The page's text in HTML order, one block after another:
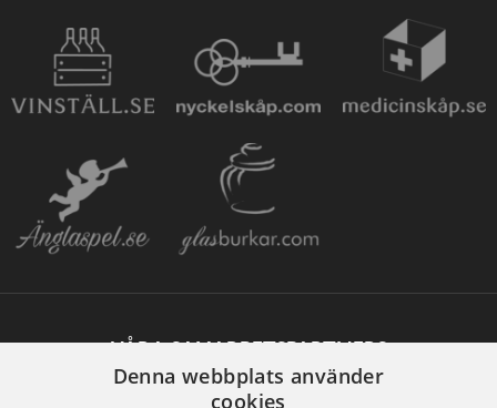
VÅRA SAMARBETSPARTNERS
Denna webbplats använder
cookies